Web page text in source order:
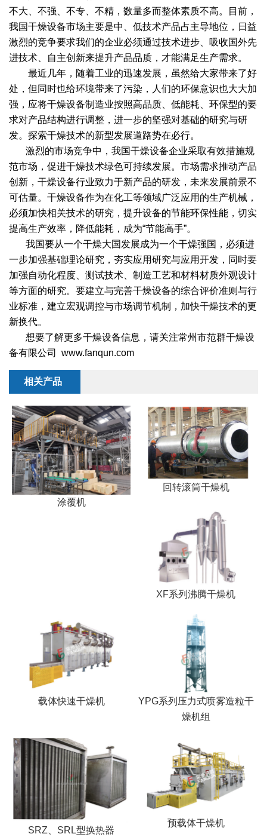
不大、不强、不专、不精，数量多而整体素质不高。目前，
我国干燥设备市场主要是中、低技术产品占主导地位，日益
激烈的竞争要求我们的企业必须通过技术进步、吸收国外先
进技术、自主创新来提升产品品质，才能满足生产需求。
最近几年，随着工业的迅速发展，虽然给大家带来了好
处，但同时也给环境带来了污染，人们的环保意识也大大加
强，应将干燥设备制造业按照高品质、低能耗、环保型的要
求对产品结构进行调整，进一步的坚强对基础的研究与研
发。探索干燥技术的新型发展道路势在必行。
激烈的市场竞争中，我国干燥设备企业采取有效措施规
范市场，促进干燥技术绿色可持续发展。市场需求推动产品
创新，干燥设备行业致力于新产品的研发，未来发展前景不
可估量。干燥设备作为在化工等领域广泛应用的生产机械，
必须加快相关技术的研究，提升设备的节能环保性能，切实
提高生产效率，降低能耗，成为“节能高手”。
我国要从一个干燥大国发展成为一个干燥强国，必须进
一步加强基础理论研究，夯实应用研究与应用开发，同时要
加强自动化程度、测试技术、制造工艺和材料材质外观设计
等方面的研究。要建立与完善干燥设备的综合评价准则与行
业标准，建立宏观调控与市场调节机制，加快干燥技术的更
新换代。
想要了解更多干燥设备信息，请关注常州市范群干燥设
备有限公司 www.fanqun.com
相关产品
涂覆机
回转滚筒干燥机
XF系列沸腾干燥机
载体快速干燥机
YPG系列压力式喷雾造粒干
燥机组
SRZ、SRL型换热器
预载体干燥机